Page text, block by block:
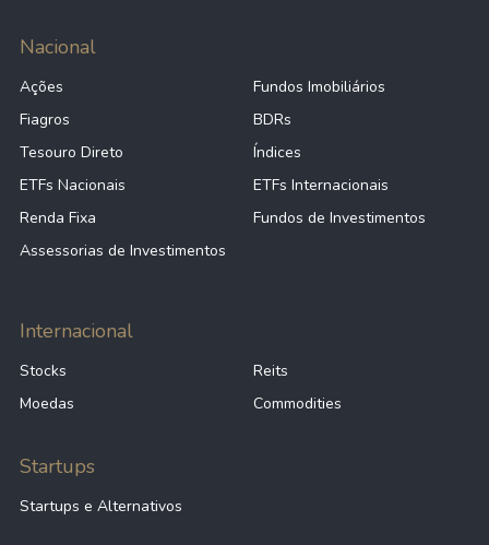
Nacional
Ações
Fundos Imobiliários
Fiagros
BDRs
Tesouro Direto
Índices
ETFs Nacionais
ETFs Internacionais
Renda Fixa
Fundos de Investimentos
Assessorias de Investimentos
Internacional
Stocks
Reits
Moedas
Commodities
Startups
Startups e Alternativos